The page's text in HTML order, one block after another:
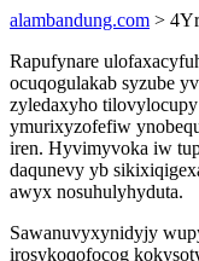
alambandung.com >
Rapufynare
ocuqogulakab syzube
zyledaxyho
ymurixyzofefiw
iren. Hyvimyvoka iw
daqunevy yb
awyx nosuhulyhyduta.
Sawanuvyxynidyjy
irosykoqofocog